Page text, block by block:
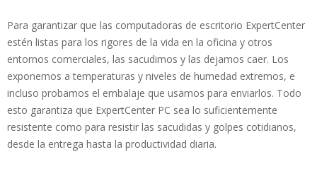
Para garantizar que las computadoras de escritorio ExpertCenter
estén listas para los rigores de la vida en la oficina y otros
entornos comerciales, las sacudimos y las dejamos caer. Los
exponemos a temperaturas y niveles de humedad extremos, e
incluso probamos el embalaje que usamos para enviarlos. Todo
esto garantiza que ExpertCenter PC sea lo suficientemente
resistente como para resistir las sacudidas y golpes cotidianos,
desde la entrega hasta la productividad diaria.